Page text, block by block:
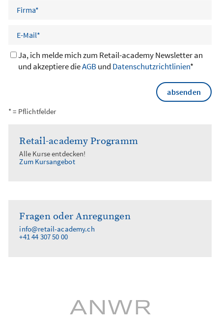
Ja, ich melde mich zum Retail-academy Newsletter an
und akzeptiere dieAGBund Datenschutzrichtlinien*
* = Pflichtfelder
Retail-academy Programm
Alle Kurse entdecken!
Zum Kursangebot
Fragen oder Anregungen
info@retail-academy.ch
+41 44 307 50 00